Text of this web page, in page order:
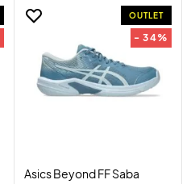
OUTLET
- 34%
Asics Beyond FF Saba